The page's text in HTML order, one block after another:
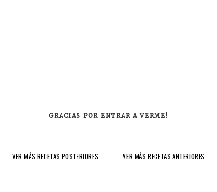
GRACIAS POR ENTRAR A VERME!
VER MÁS RECETAS POSTERIORES VER MÁS RECETAS ANTERIORES